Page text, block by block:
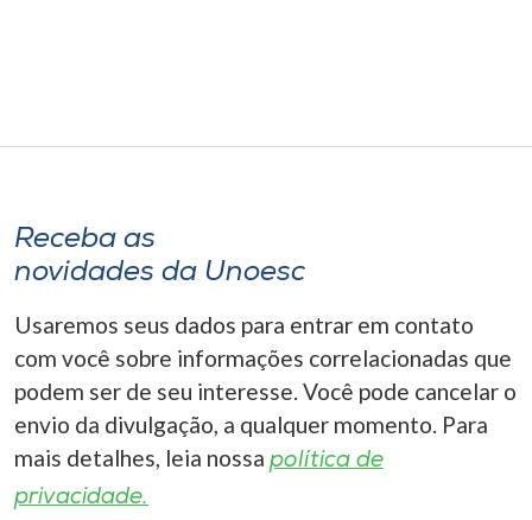
Receba as
novidades da Unoesc
Usaremos seus dados para entrar em contato
com você sobre informações correlacionadas que
podem ser de seu interesse. Você pode cancelar o
envio da divulgação, a qualquer momento. Para
mais detalhes, leia nossa política de
privacidade.